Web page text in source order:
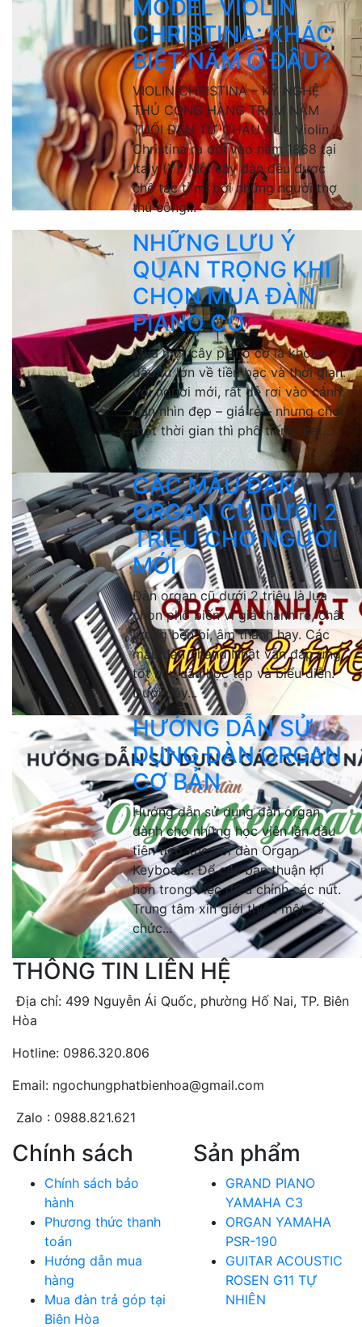
MODEL VIOLIN
CHRISTINA: KHÁC
BIỆT NẰM Ở ĐÂU?
VIOLIN CHRISTINA – KỸ NGHỆ
THỦ CÔNG HÀNG TRĂM NĂM
TUỔI ĐẾN TỪ CHÂU ÂU Violin
Christina ra đời vào năm 1868 tại
Italy (Ý). Mỗi cây đàn đều được
chế tác tỉ mỉ bởi những người thợ
thủ công...
NHỮNG LƯU Ý
QUAN TRỌNG KHI
CHỌN MUA ĐÀN
PIANO CƠ
Mua một cây piano cơ là khoản
đầu tư lớn về tiền bạc và thời gian.
Với người mới, rất dễ rơi vào cảnh:
đàn nhìn đẹp – giá rẻ – nhưng chơi
một thời gian thì phô tiếng, kẹt...
CÁC MẪU ĐÀN
ORGAN CŨ DƯỚI 2
TRIỆU CHO NGƯỜI
MỚI
Đàn organ cũ dưới 2 triệu là lựa
chọn phổ biến vì giá thành rẻ, chất
lượng bền bỉ, âm thanh hay. Các
mẫu đàn 2hand Nhật vẫn đáp ứng
tốt nhu cầu học tập và biểu diễn.
Dưới đây...
HƯỚNG DẪN SỬ
DỤNG ĐÀN ORGAN
CƠ BẢN
Hướng dẫn sử dụng đàn organ
dành cho những học viên lần đầu
tiên tiếp xúc với đàn Organ
Keyboard. Để các bạn thuận lợi
hơn trong việc điều chỉnh các nút.
Trung tâm xin giới thiệu một số
chức...
THÔNG TIN LIÊN HỆ
Địa chỉ: 499 Nguyễn Ái Quốc, phường Hố Nai, TP. Biên
Hòa
Hotline: 0986.320.806
Email: ngochungphatbienhoa@gmail.com
Zalo : 0988.821.621
Chính sách
Chính sách bảo
hành
Phương thức thanh
toán
Hướng dẫn mua
hàng
Mua đàn trả góp tại
Biên Hòa
Sản phẩm
GRAND PIANO
YAMAHA C3
ORGAN YAMAHA
PSR-190
GUITAR ACOUSTIC
ROSEN G11 TỰ
NHIÊN